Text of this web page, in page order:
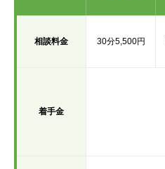
相談料金 30分5,500円
着手金